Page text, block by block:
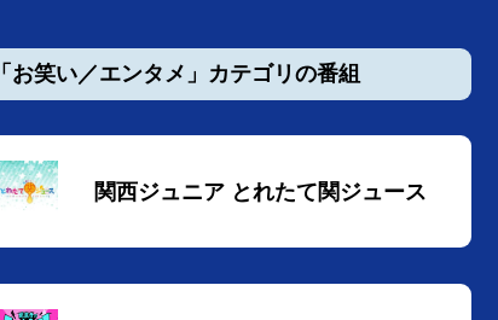
「お笑い／エンタメ」カテゴリの番組
関西ジュニア とれたて関ジュース